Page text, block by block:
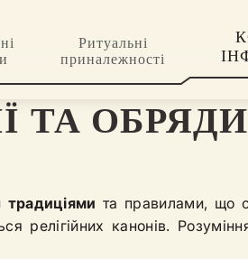
Ритуальні
приналежності
ТА ОБРЯДИ
традиціями та правилами, що
релігійних канонів.